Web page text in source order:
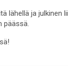
lähellä ja julkinen
päässä.